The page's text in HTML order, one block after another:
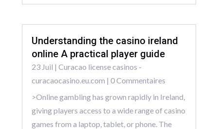
Understanding the casino ireland
online A practical player guide
23 Juil | Curacao license casinos -
curacaocasino.eu.com | 0 Commentaires
>Online gambling has grown rapidly in Ireland,
giving players access to a wide range of casino
games from a laptop, tablet, or phone. The